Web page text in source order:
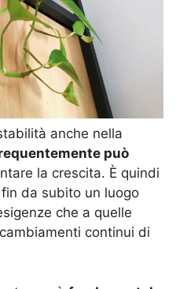
anche nella
può
la crescita. È quindi
da subito un luogo
che a quelle
continui di